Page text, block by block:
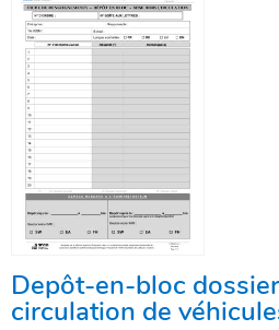
Depôt-en-bloc
circulation de